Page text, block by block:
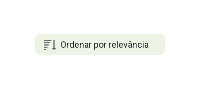
Ordenar por relevância